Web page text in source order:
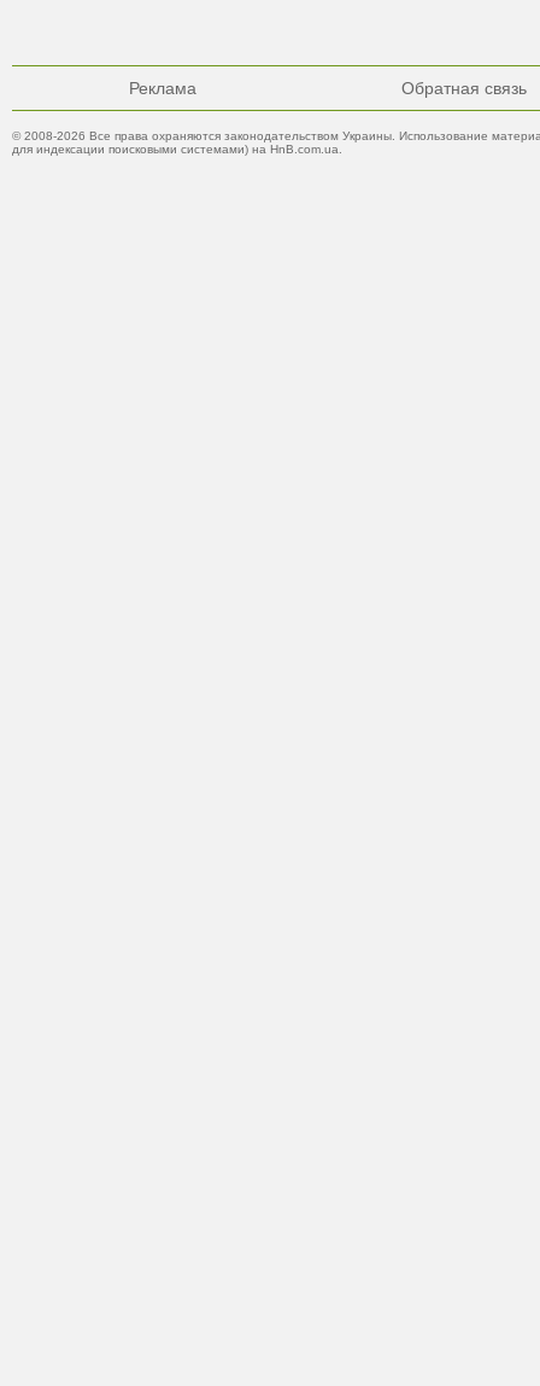
Реклама Обратная связь
© 2008-2026 Все права охраняются законодательством Украины. Использование
для индексации поисковыми системами) на HnB.com.ua.